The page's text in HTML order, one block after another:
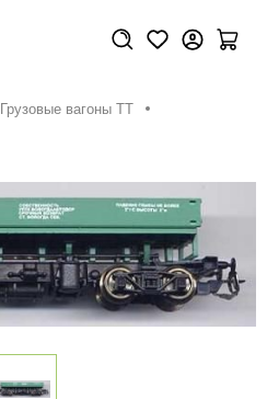
Грузовые вагоны ТТ